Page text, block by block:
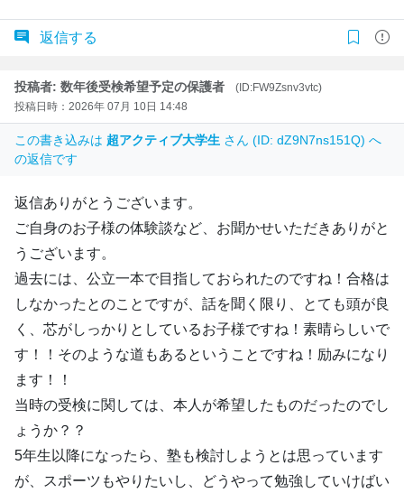
返信する
投稿者: 数年後受検希望予定の保護者
(ID:FW9Zsnv3vtc)
投稿日時：2026年 07月 10日 14:48
この書き込みは 超アクティブ大学生 さん (ID: dZ9N7ns151Q) へ
の返信です
返信ありがとうございます。
ご自身のお子様の体験談など、お聞かせいただきありがと
うございます。
過去には、公立一本で目指しておられたのですね！合格は
しなかったとのことですが、話を聞く限り、とても頭が良
く、芯がしっかりとしているお子様ですね！素晴らしいで
す！！そのような道もあるということですね！励みになり
ます！！
当時の受検に関しては、本人が希望したものだったのでし
ょうか？？
5年生以降になったら、塾も検討しようとは思っています
が、スポーツもやりたいし、どうやって勉強していけばい